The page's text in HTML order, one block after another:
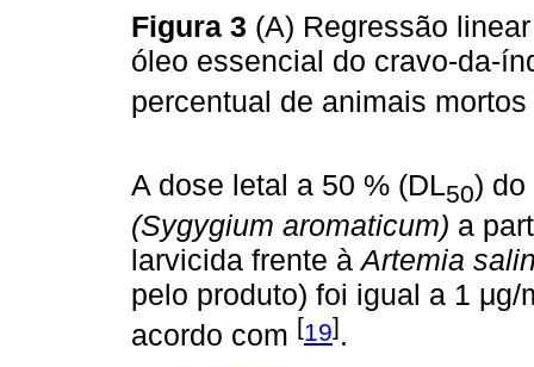
Figura 3 (A) Regressão
óleo essencial do cravo-da-
percentual de animais
A dose letal a 50 % (DL50) do
(Sygygium aromaticum) a
larvicida frente àArtemia
pelo produto) foi igual a 1
acordo com [19].